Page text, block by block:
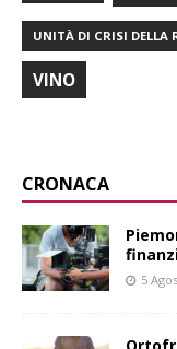
UNITÀ DI CRISI DELLA
VINO
CRONACA
5